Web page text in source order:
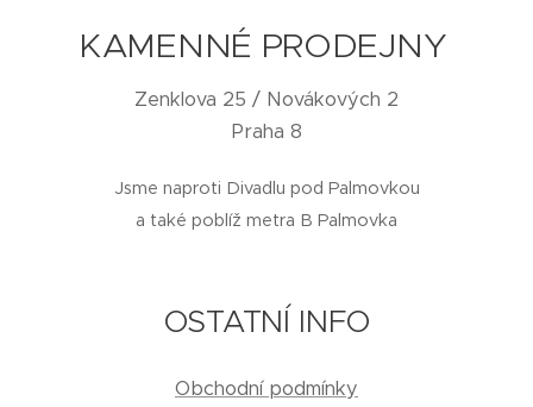
KAMENNÉ PRODEJNY
Zenklova 25 / Novákových 2
Praha 8
Jsme naproti Divadlu pod Palmovkou
a také poblíž metra B Palmovka
OSTATNÍ INFO
Obchodní podmínky